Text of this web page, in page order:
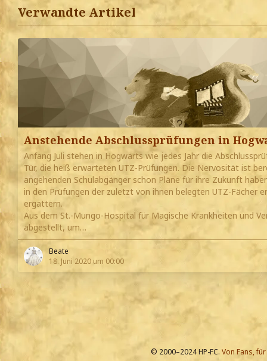
Verwandte Artikel
Anstehende Abschlussprüfungen in
Anfang Juli stehen in Hogwarts wie jedes Jahr die
Tür, die heiß erwarteten UTZ-Prüfungen. Die Nervosität ist
angehenden Schulabgänger schon Pläne für ihre Zukunft
in den Prüfungen der zuletzt von ihnen belegten UTZ-Fächer
ergattern.
Aus dem St.-Mungo-Hospital für Magische Krankheiten und
abgestellt, um…
Beate
18. Juni 2020 um 00:00
© 2000–2024 HP-FC. Von Fans,